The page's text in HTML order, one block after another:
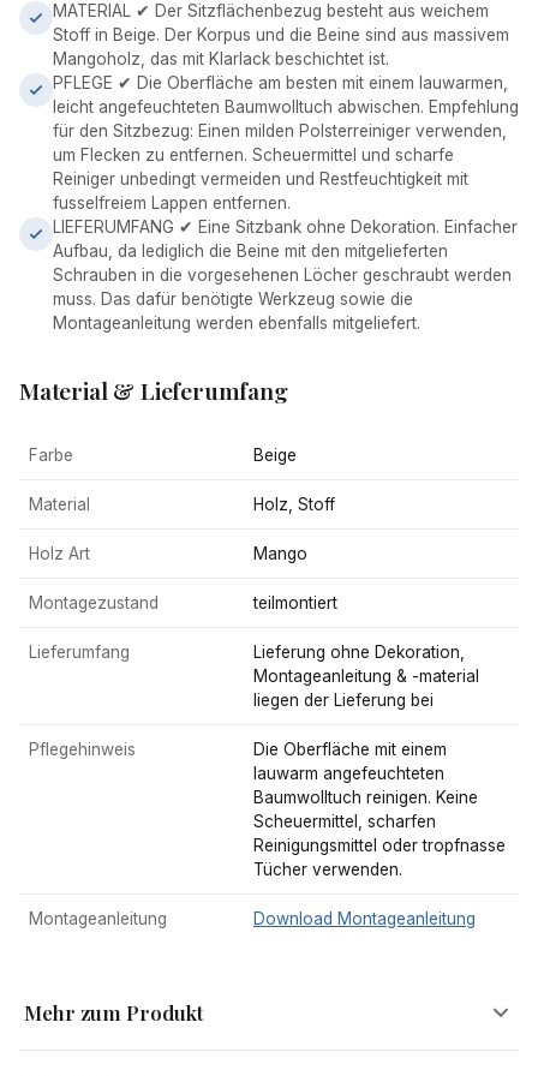
MATERIAL ✔ Der Sitzflächenbezug besteht aus weichem
Stoff in Beige. Der Korpus und die Beine sind aus massivem
Mangoholz, das mit Klarlack beschichtet ist.
PFLEGE ✔ Die Oberfläche am besten mit einem lauwarmen,
leicht angefeuchteten Baumwolltuch abwischen. Empfehlung
für den Sitzbezug: Einen milden Polsterreiniger verwenden,
um Flecken zu entfernen. Scheuermittel und scharfe
Reiniger unbedingt vermeiden und Restfeuchtigkeit mit
fusselfreiem Lappen entfernen.
LIEFERUMFANG ✔ Eine Sitzbank ohne Dekoration. Einfacher
Aufbau, da lediglich die Beine mit den mitgelieferten
Schrauben in die vorgesehenen Löcher geschraubt werden
muss. Das dafür benötigte Werkzeug sowie die
Montageanleitung werden ebenfalls mitgeliefert.
Material & Lieferumfang
Farbe Beige
Material Holz, Stoff
Holz Art Mango
Montagezustand teilmontiert
Lieferumfang
Lieferung ohne Dekoration,
Montageanleitung & -material
liegen der Lieferung bei
Pflegehinweis
Die Oberfläche mit einem
lauwarm angefeuchteten
Baumwolltuch reinigen. Keine
Scheuermittel, scharfen
Reinigungsmittel oder tropfnasse
Tücher verwenden.
Montageanleitung Download Montageanleitung
Mehr zum Produkt